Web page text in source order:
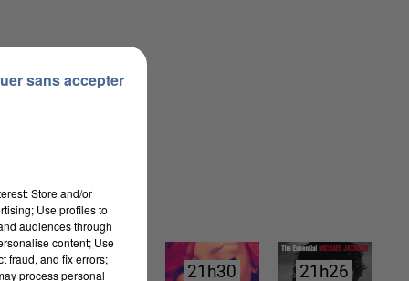
21h34
21h34 21h30
21h30 21h26
21h26
Store and/or
Use profiles to
audiences through
content; Use
fraud, and fix errors;
process personal
sans accepter